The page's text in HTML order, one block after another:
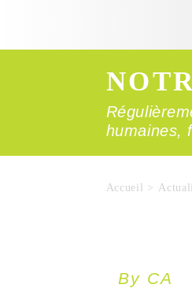
humaines,
Accueil
By CA